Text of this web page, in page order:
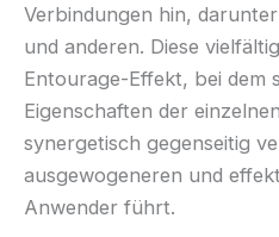
Verbindungen hin,
und anderen. Diese
Entourage-Effekt, bei dem
Eigenschaften der
synergetisch gegenseitig
ausgewogeneren und
Anwender führt.